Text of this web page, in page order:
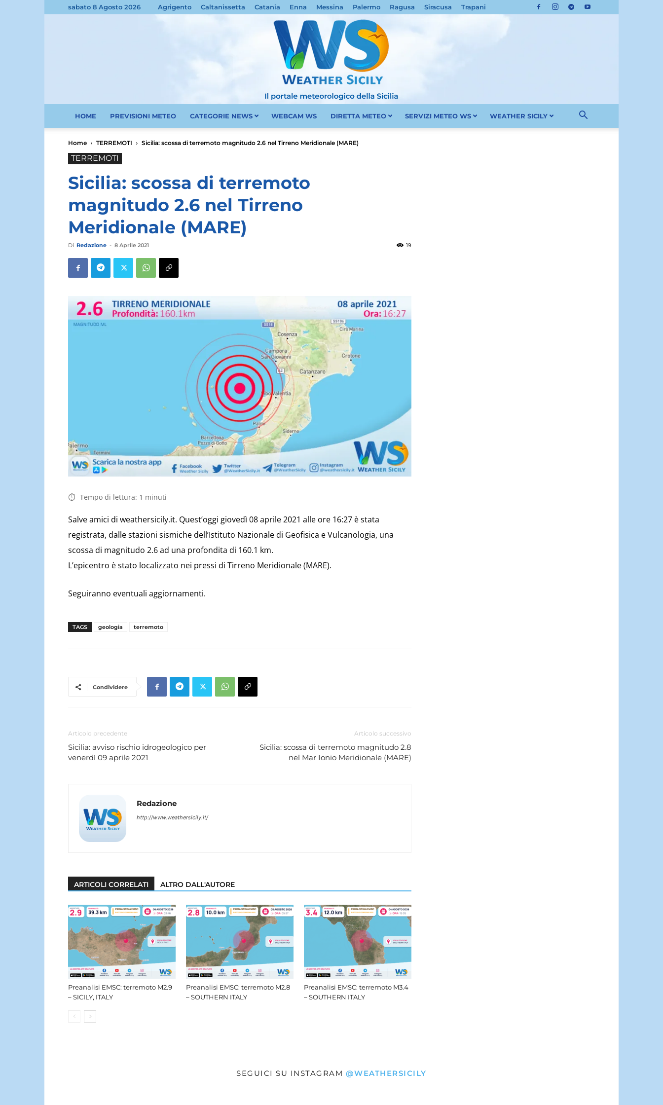
sabato 8 Agosto 2026 Agrigento Caltanissetta Catania Enna Messina Palermo Ragusa Siracusa Trapani
Weather
HOME PREVISIONI METEO CATEGORIE NEWS WEBCAM WS DIRETTA METEO SERVIZI METEO WS WEATHER SICILY
Home TERREMOTI Sicilia: scossa di terremoto magnitudo 2.6 nel Tirreno Meridionale (MARE)
TERREMOTI
Sicilia: scossa di terremoto
magnitudo 2.6 nel Tirreno
Meridionale (MARE)
Di Redazione - 8 Aprile 2021 19
Tempo di lettura: 1 minuti
Salve amici di weathersicily.it. Quest’oggi giovedì 08 aprile 2021 alle ore 16:27 è stata
registrata, dalle stazioni sismiche dell’Istituto Nazionale di Geofisica e Vulcanologia, una
scossa di magnitudo 2.6 ad una profondita di 160.1 km.
L’epicentro è stato localizzato nei pressi di Tirreno Meridionale (MARE).
Seguiranno eventuali aggiornamenti.
TAGS geologia terremoto
Condividere
Articolo precedente
Sicilia: avviso rischio idrogeologico per
venerdì 09 aprile 2021
Articolo successivo
Sicilia: scossa di terremoto magnitudo 2.8
nel Mar Ionio Meridionale (MARE)
Redazione
http://www.weathersicily.it/
ARTICOLI CORRELATI ALTRO DALL'AUTORE
Preanalisi EMSC: terremoto M2.9
– SICILY, ITALY
Preanalisi EMSC: terremoto M2.8
– SOUTHERN ITALY
Preanalisi EMSC: terremoto M3.4
– SOUTHERN ITALY
SEGUICI SU INSTAGRAM @WEATHERSICILY